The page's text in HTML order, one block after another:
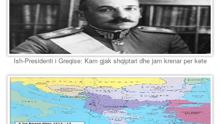
Ish-Presidenti i Greqise: Kam gjak shqiptari dhe jam krenar per kete